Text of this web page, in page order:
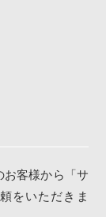
お客様から「サ
をいただきま